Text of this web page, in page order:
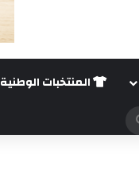
المنتخبات الوطنية